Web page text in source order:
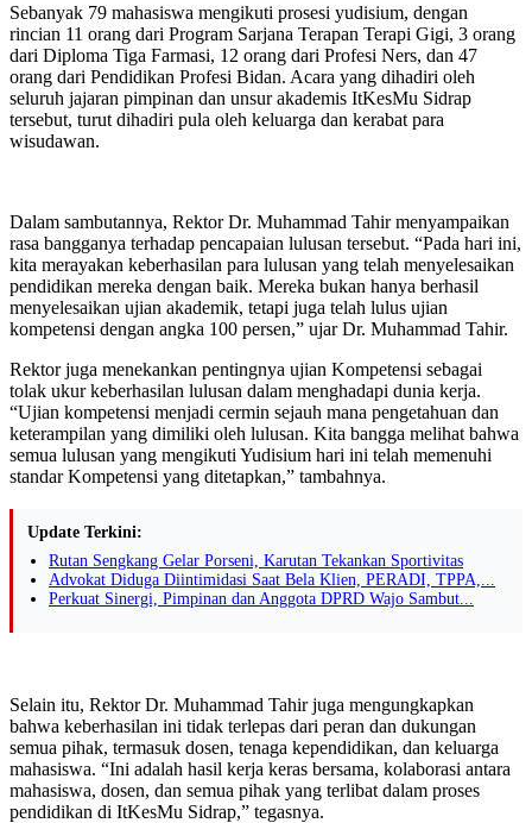
Sebanyak 79 mahasiswa mengikuti prosesi yudisium, dengan
rincian 11 orang dari Program Sarjana Terapan Terapi Gigi, 3 orang
dari Diploma Tiga Farmasi, 12 orang dari Profesi Ners, dan 47
orang dari Pendidikan Profesi Bidan. Acara yang dihadiri oleh
seluruh jajaran pimpinan dan unsur akademis ItKesMu Sidrap
tersebut, turut dihadiri pula oleh keluarga dan kerabat para
wisudawan.
Dalam sambutannya, Rektor Dr. Muhammad Tahir menyampaikan
rasa bangganya terhadap pencapaian lulusan tersebut. “Pada hari ini,
kita merayakan keberhasilan para lulusan yang telah menyelesaikan
pendidikan mereka dengan baik. Mereka bukan hanya berhasil
menyelesaikan ujian akademik, tetapi juga telah lulus ujian
kompetensi dengan angka 100 persen,” ujar Dr. Muhammad Tahir.
Rektor juga menekankan pentingnya ujian Kompetensi sebagai
tolak ukur keberhasilan lulusan dalam menghadapi dunia kerja.
“Ujian kompetensi menjadi cermin sejauh mana pengetahuan dan
keterampilan yang dimiliki oleh lulusan. Kita bangga melihat bahwa
semua lulusan yang mengikuti Yudisium hari ini telah memenuhi
standar Kompetensi yang ditetapkan,” tambahnya.
Update Terkini:
Rutan Sengkang Gelar Porseni, Karutan Tekankan Sportivitas
Advokat Diduga Diintimidasi Saat Bela Klien, PERADI, TPPA,...
Perkuat Sinergi, Pimpinan dan Anggota DPRD Wajo Sambut...
Selain itu, Rektor Dr. Muhammad Tahir juga mengungkapkan
bahwa keberhasilan ini tidak terlepas dari peran dan dukungan
semua pihak, termasuk dosen, tenaga kependidikan, dan keluarga
mahasiswa. “Ini adalah hasil kerja keras bersama, kolaborasi antara
mahasiswa, dosen, dan semua pihak yang terlibat dalam proses
pendidikan di ItKesMu Sidrap,” tegasnya.